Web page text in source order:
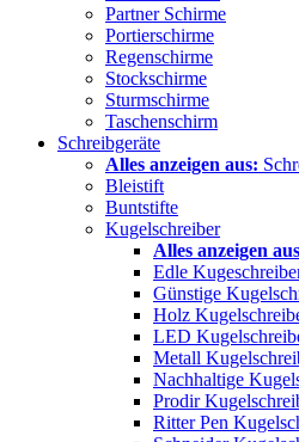
Partner Schirme
Portierschirme
Regenschirme
Stockschirme
Sturmschirme
Taschenschirm
Schreibgeräte
Alles anzeigen aus:
Bleistift
Buntstifte
Kugelschreiber
Alles anzeigen
Edle
Günstige
Holz
LED
Metall
Nachhaltige
Prodir
Ritter Pen